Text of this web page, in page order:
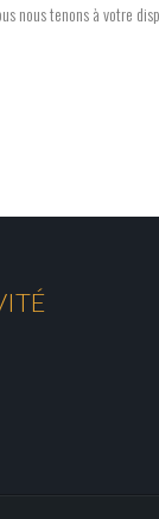
nous tenons à votre